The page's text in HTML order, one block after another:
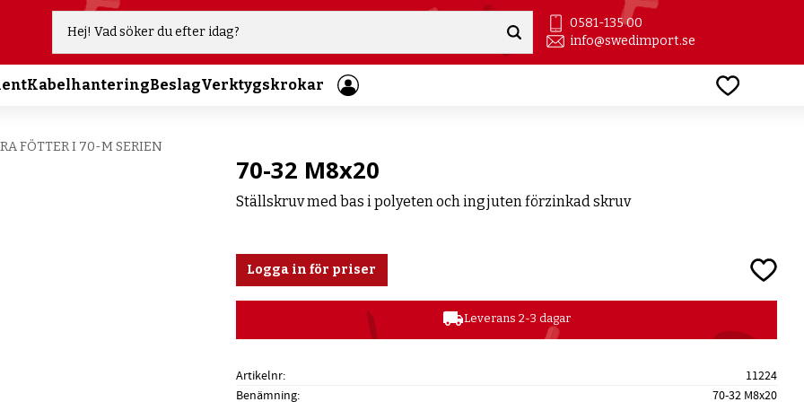
0581-135 00
info@swedimport.se
KabelhanteringBeslagVerktygskrokar
FÖTTER I 70-M SERIEN
70-32 M8x20
Ställskruv med bas i polyeten och ingjuten förzinkad skruv
Logga in för priser Lägg
local_shippingLeverans 2-3 dagar
Artikelnr
11224
Benämning
70-32 M8x20